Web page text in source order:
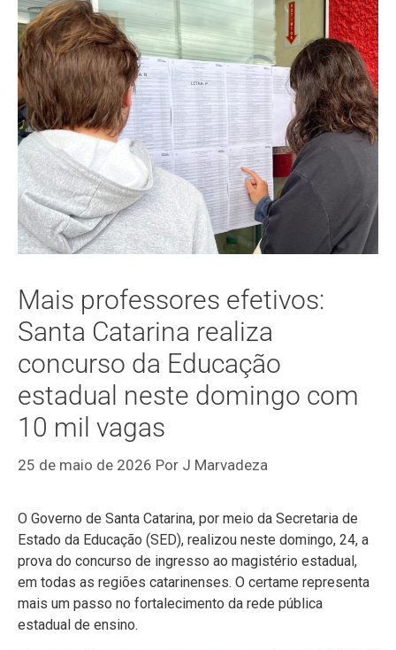
Mais professores efetivos:
Santa Catarina realiza
concurso da Educação
estadual neste domingo com
10 mil vagas
25 de maio de 2026 Por J Marvadeza
O Governo de Santa Catarina, por meio da Secretaria de
Estado da Educação (SED), realizou neste domingo, 24, a
prova do concurso de ingresso ao magistério estadual,
em todas as regiões catarinenses. O certame representa
mais um passo no fortalecimento da rede pública
estadual de ensino.